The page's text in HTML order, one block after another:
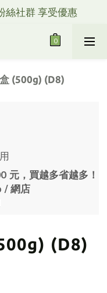
絲社群 享受優惠
(500g) (D8)
元，買越多省越多！
/ 網店
(D8)